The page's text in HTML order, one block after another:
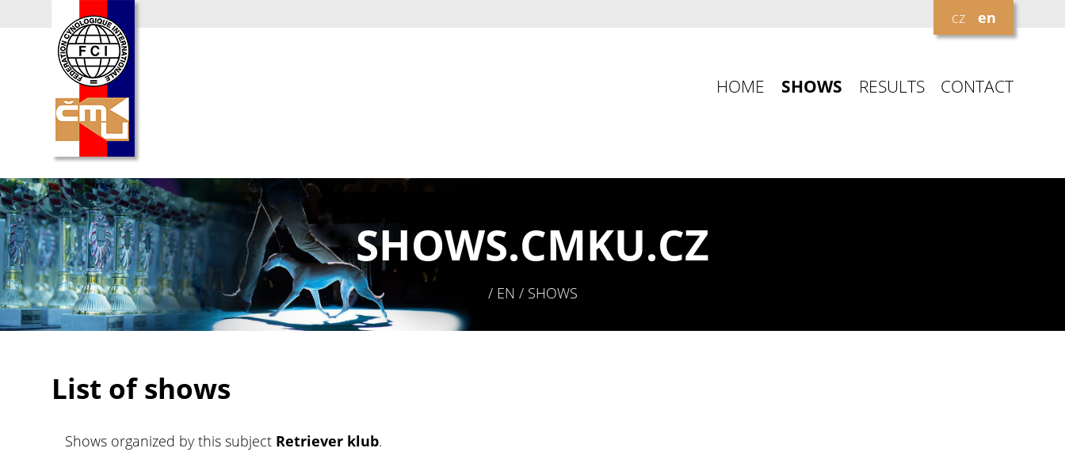
cz en
HOME SHOWS RESULTS CONTACT
SHOWS.CMKU.CZ
/ EN / SHOWS
List of shows
Shows organized by this subject Retriever klub.